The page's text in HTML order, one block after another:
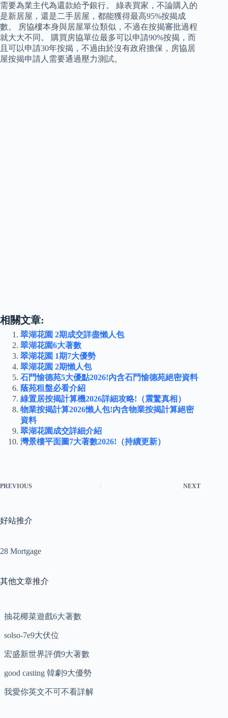
需要為業主代為還款給予銀行。 綠表買家，不論購入的
是新居屋，還是二手居屋，都能獲得最高95%按揭成
數。 房協樓本身與居屋單位類似，不過在按揭審批過程
就大大不同。 購買房協單位最多可以申請90%按揭，而
且可以申請30年按揭，不過由於沒有政府擔保，房協居
屋按揭申請人需要通過壓力測試。
相關文章:
翠湖花園 2期成交詳盡懶人包
翠湖花園6大著數
翠湖花園 1期7大優勢
翠湖花園 2期懶人包
石門愉德苑5大優點2026!內含石門愉德苑絕密資料
蔭苑租盤必看介紹
綠置居按揭計算機2026詳細攻略!（震驚真相）
物業按揭計算2026懶人包!內含物業按揭計算絕密
資料
翠湖花園成交詳細介紹
灣景樓平面圖7大著數2026!（持續更新）
PREVIOUS NEXT
好站推介
28 Mortgage
其他文章推介
抽花椰菜遊戲6大著數
solso-7e9大伏位
宏盛新世界評價9大著數
good casting 韓劇9大優勢
我愛你英文不可不看詳解